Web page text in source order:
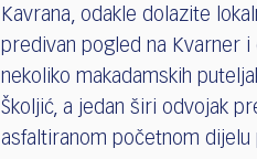
Kavrana, odakle dolazite
predivan pogled na Kvarner i
nekoliko makadamskih
Školjić, a jedan širi odvojak
asfaltiranom početnom dijelu